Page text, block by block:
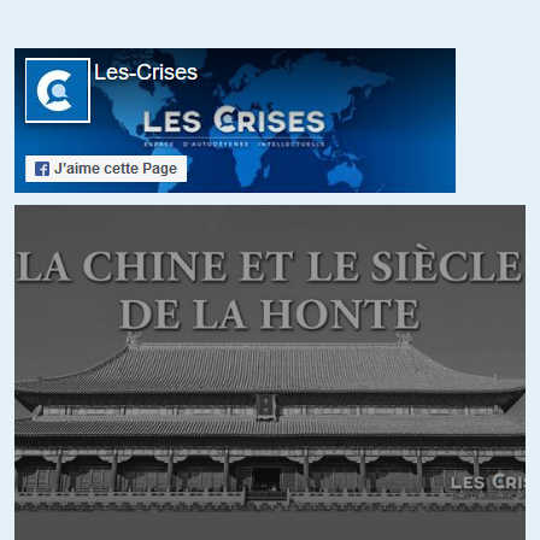
https://medium.com/@tomaspueyo/coronavirus-act-today-
or-people-will-die-f4d3d9cd99ca
+17
Personnellement, je ne me fierais pas trop au lien donnée par
Alain. Ce site semble diffuser des articles écrits par les
internautes, Sans vouloir douter de la bonne fois des
utilisateurs, de par sa nature, il n’est pas très fiable.
ektin//13.03.2020 à 16h20